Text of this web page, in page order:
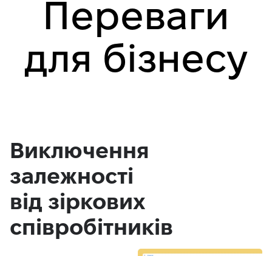
Переваги
для бізнесу
Виключення
залежності
від зіркових
співробітників